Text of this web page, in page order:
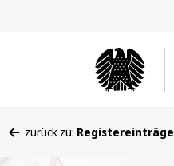
befinden
zurück zu: Registereinträge